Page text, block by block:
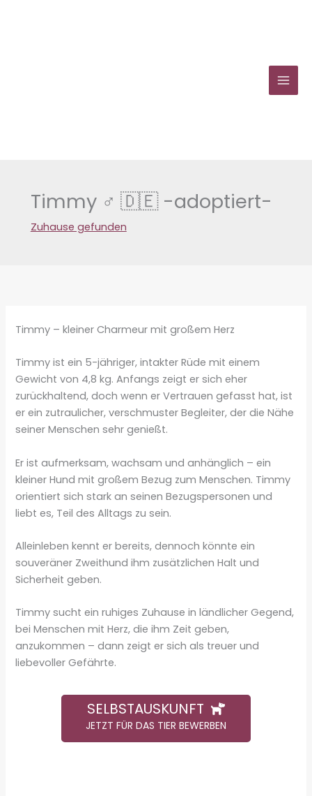
Timmy ♂ 🇩🇪 -adoptiert-
Zuhause gefunden
Timmy – kleiner Charmeur mit großem Herz
Timmy ist ein 5-jähriger, intakter Rüde mit einem
Gewicht von 4,8 kg. Anfangs zeigt er sich eher
zurückhaltend, doch wenn er Vertrauen gefasst hat, ist
er ein zutraulicher, verschmuster Begleiter, der die Nähe
seiner Menschen sehr genießt.
Er ist aufmerksam, wachsam und anhänglich – ein
kleiner Hund mit großem Bezug zum Menschen. Timmy
orientiert sich stark an seinen Bezugspersonen und
liebt es, Teil des Alltags zu sein.
Alleinleben kennt er bereits, dennoch könnte ein
souveräner Zweithund ihm zusätzlichen Halt und
Sicherheit geben.
Timmy sucht ein ruhiges Zuhause in ländlicher Gegend,
bei Menschen mit Herz, die ihm Zeit geben,
anzukommen – dann zeigt er sich als treuer und
liebevoller Gefährte.
SELBSTAUSKUNFT
JETZT FÜR DAS TIER BEWERBEN